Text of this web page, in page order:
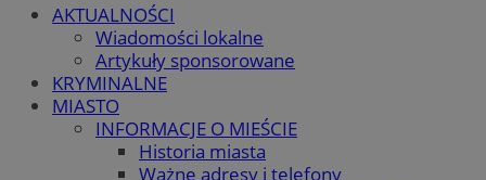
AKTUALNOŚCI
Wiadomości lokalne
Artykuły sponsorowane
KRYMINALNE
MIASTO
INFORMACJE O MIEŚCIE
Historia miasta
Ważne adresy i telefony